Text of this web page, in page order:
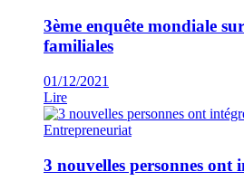
3ème enquête mondiale
familiales
01/12/2021
Lire
Entrepreneuriat
3 nouvelles personnes ont